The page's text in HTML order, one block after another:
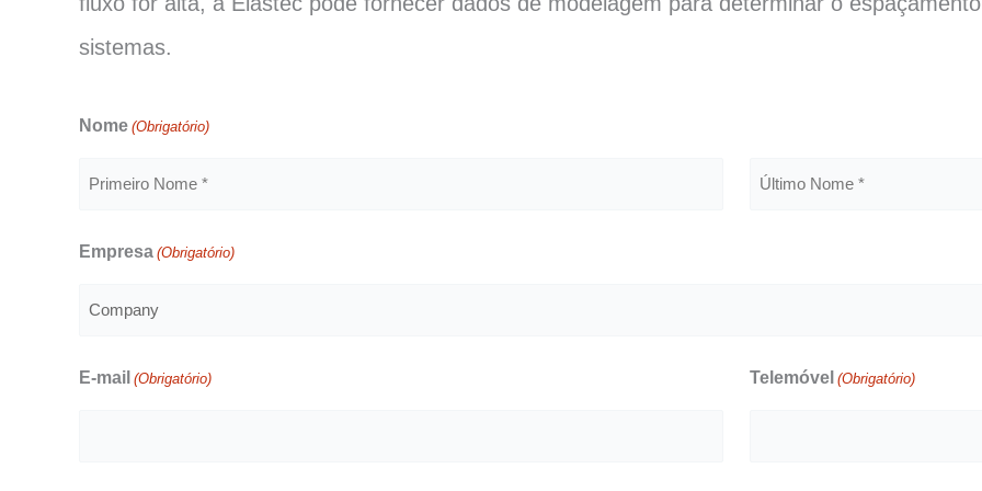
sistemas.
Nome (Obrigatório)
Empresa (Obrigatório)
E-mail (Obrigatório) Telemóvel (Obrigatório)